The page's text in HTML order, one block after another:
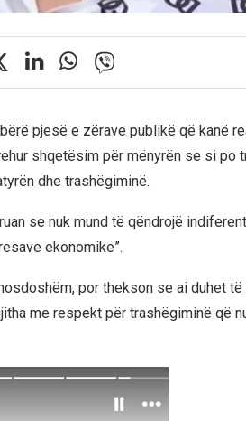
pjesë e zërave publikë që kanë
shqetësim për mënyrën se si po
dhe trashëgiminë.
se nuk mund të qëndrojë indiferent
ekonomike”.
por thekson se ai duhet të
me respekt për trashëgiminë që